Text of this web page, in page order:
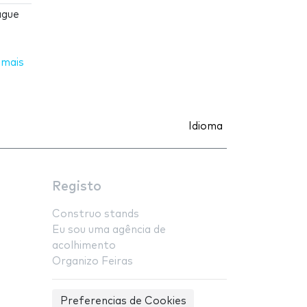
Idioma
Registo
Construo stands
Eu sou uma agência de
acolhimento
Organizo Feiras
Preferencias de Cookies